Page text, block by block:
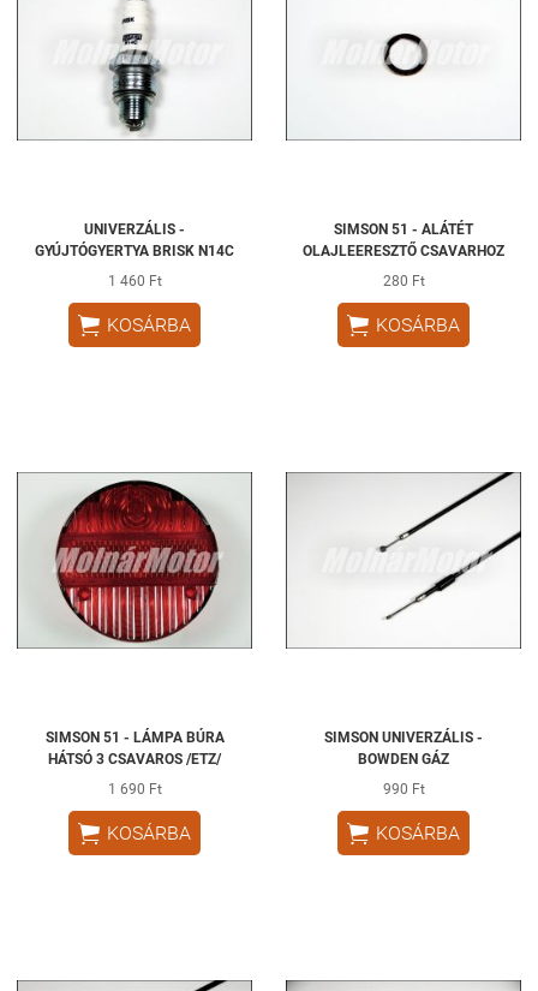
UNIVERZÁLIS -
GYÚJTÓGYERTYA BRISK N14C
1 460 Ft
 KOSÁRBA
SIMSON 51 - ALÁTÉT
OLAJLEERESZTŐ CSAVARHOZ
280 Ft
 KOSÁRBA
SIMSON 51 - LÁMPA BÚRA
HÁTSÓ 3 CSAVAROS /ETZ/
1 690 Ft
 KOSÁRBA
SIMSON UNIVERZÁLIS -
BOWDEN GÁZ
990 Ft
 KOSÁRBA